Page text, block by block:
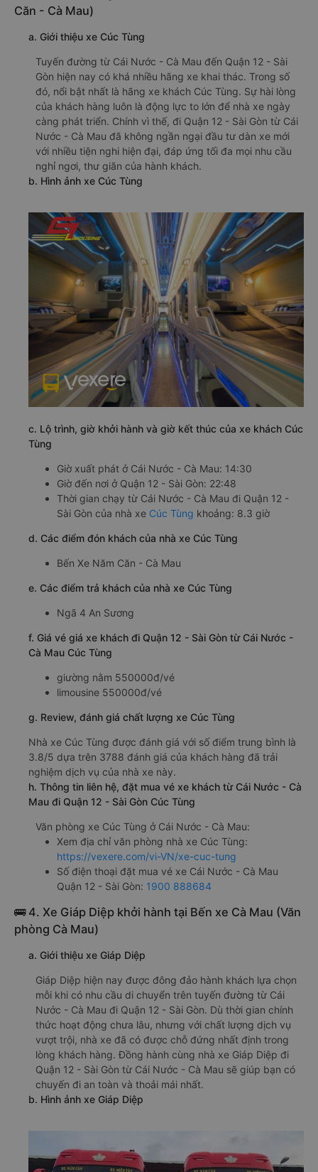
Căn - Cà Mau)
a. Giới thiệu xe Cúc Tùng
Tuyến đường từ Cái Nước - Cà Mau đến Quận 12 - Sài
Gòn hiện nay có khá nhiều hãng xe khai thác. Trong số
đó, nổi bật nhất là hãng xe khách Cúc Tùng. Sự hài lòng
của khách hàng luôn là động lực to lớn để nhà xe ngày
càng phát triển. Chính vì thế, đi Quận 12 - Sài Gòn từ Cái
Nước - Cà Mau đã không ngần ngại đầu tư dàn xe mới
với nhiều tiện nghi hiện đại, đáp ứng tối đa mọi nhu cầu
nghỉ ngơi, thư giãn của hành khách.
b. Hình ảnh xe Cúc Tùng
c. Lộ trình, giờ khởi hành và giờ kết thúc của xe khách Cúc
Tùng
Giờ xuất phát ở Cái Nước - Cà Mau: 14:30
Giờ đến nơi ở Quận 12 - Sài Gòn: 22:48
Thời gian chạy từ Cái Nước - Cà Mau đi Quận 12 -
Sài Gòn của nhà xe Cúc Tùng khoảng: 8.3 giờ
d. Các điểm đón khách của nhà xe Cúc Tùng
Bến Xe Năm Căn - Cà Mau
e. Các điểm trả khách của nhà xe Cúc Tùng
Ngã 4 An Sương
f. Giá vé giá xe khách đi Quận 12 - Sài Gòn từ Cái Nước -
Cà Mau Cúc Tùng
giường nằm 550000đ/vé
limousine 550000đ/vé
g. Review, đánh giá chất lượng xe Cúc Tùng
Nhà xe Cúc Tùng được đánh giá với số điểm trung bình là
3.8/5 dựa trên 3788 đánh giá của khách hàng đã trải
nghiệm dịch vụ của nhà xe này.
h. Thông tin liên hệ, đặt mua vé xe khách từ Cái Nước - Cà
Mau đi Quận 12 - Sài Gòn Cúc Tùng
Văn phòng xe Cúc Tùng ở Cái Nước - Cà Mau:
Xem địa chỉ văn phòng nhà xe Cúc Tùng:
https://vexere.com/vi-VN/xe-cuc-tung
Số điện thoại đặt mua vé xe Cái Nước - Cà Mau
Quận 12 - Sài Gòn: 1900 888684
🚌 4. Xe Giáp Diệp khởi hành tại Bến xe Cà Mau (Văn
phòng Cà Mau)
a. Giới thiệu xe Giáp Diệp
Giáp Diệp hiện nay được đông đảo hành khách lựa chọn
mỗi khi có nhu cầu di chuyển trên tuyến đường từ Cái
Nước - Cà Mau đi Quận 12 - Sài Gòn. Dù thời gian chính
thức hoạt động chưa lâu, nhưng với chất lượng dịch vụ
vượt trội, nhà xe đã có được chỗ đứng nhất định trong
lòng khách hàng. Đồng hành cùng nhà xe Giáp Diệp đi
Quận 12 - Sài Gòn từ Cái Nước - Cà Mau sẽ giúp bạn có
chuyến đi an toàn và thoải mái nhất.
b. Hình ảnh xe Giáp Diệp